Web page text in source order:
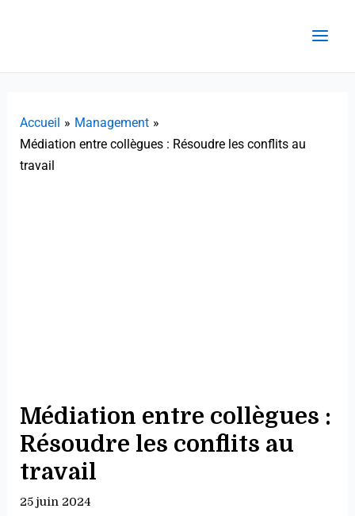
Accueil
Management
Médiation entre collègues : Résoudre les conflits au
travail
Médiation entre collègues :
Résoudre les conflits au
travail
25 juin 2024